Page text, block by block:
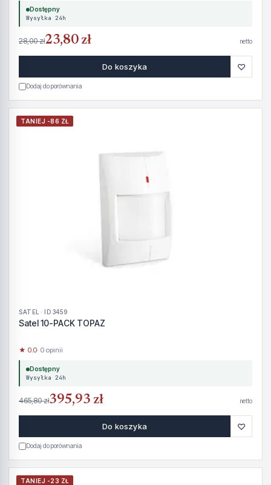
Dostępny
Wysyłka 24h
28,00 zł23,80 zł netto
Do koszyka ♡
Dodaj do porównania
TANIEJ -86 ZŁ
SATEL · ID 3459
Satel 10-PACK TOPAZ
★ 0.0· 0 opinii
Dostępny
Wysyłka 24h
465,80 zł395,93 zł netto
Do koszyka ♡
Dodaj do porównania
TANIEJ -23 ZŁ